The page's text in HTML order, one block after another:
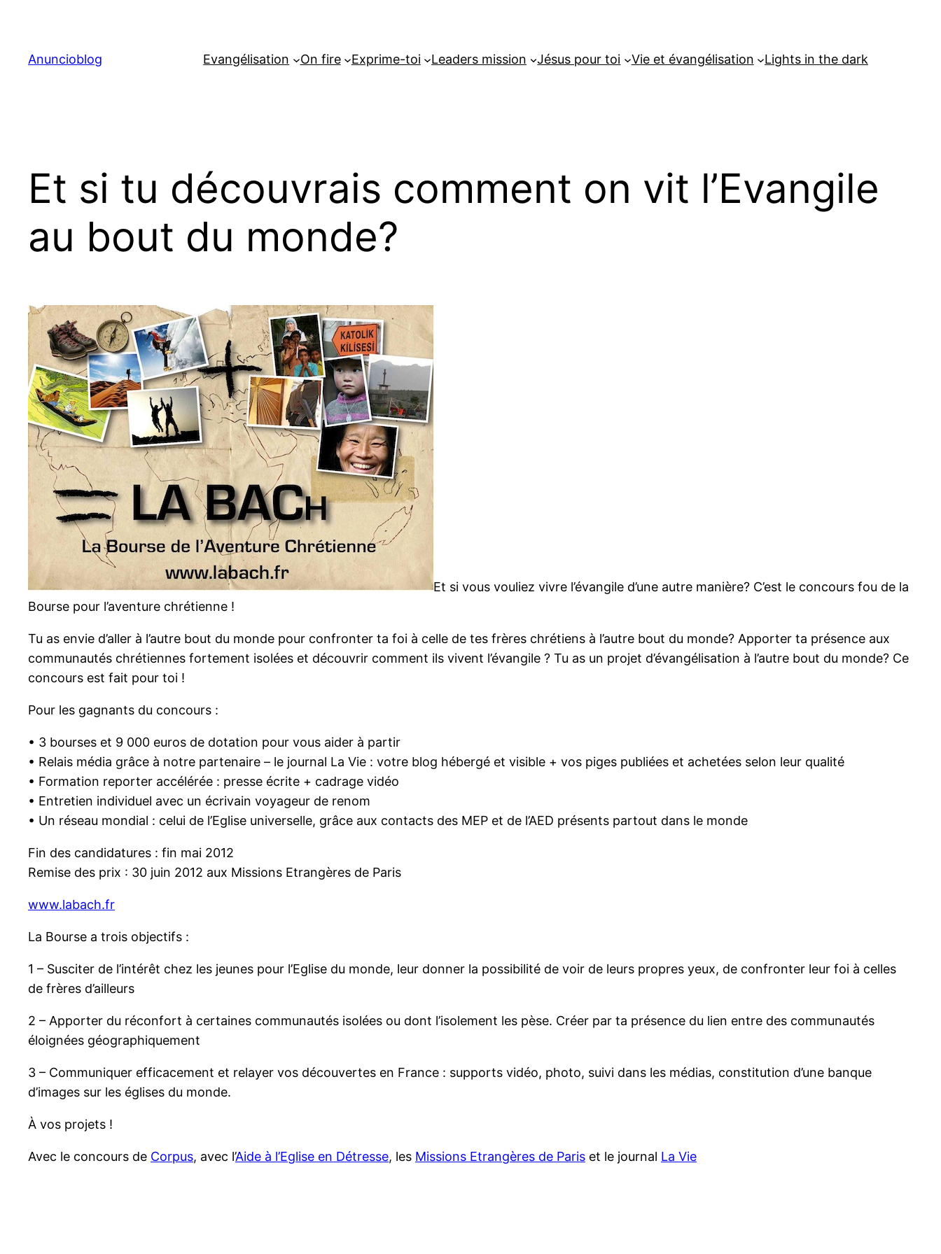
contenu
Anuncioblog Evangélisation On fire Exprime-toi Leaders mission Jésus pour toi Vie et évangélisation Lights in the dark
Et si tu découvrais comment on vit l’Evangile
au bout du monde?
Et si vous vouliez vivre l’évangile d’une autre manière? C’est le concours fou de la
Bourse pour l’aventure chrétienne !
Tu as envie d’aller à l’autre bout du monde pour confronter ta foi à celle de tes frères chrétiens à l’autre bout du monde? Apporter ta présence aux
communautés chrétiennes fortement isolées et découvrir comment ils vivent l’évangile ? Tu as un projet d’évangélisation à l’autre bout du monde? Ce
concours est fait pour toi !
Pour les gagnants du concours :
• 3 bourses et 9 000 euros de dotation pour vous aider à partir
• Relais média grâce à notre partenaire – le journal La Vie : votre blog hébergé et visible + vos piges publiées et achetées selon leur qualité
• Formation reporter accélérée : presse écrite + cadrage vidéo
• Entretien individuel avec un écrivain voyageur de renom
• Un réseau mondial : celui de l’Eglise universelle, grâce aux contacts des MEP et de l’AED présents partout dans le monde
Fin des candidatures : fin mai 2012
Remise des prix : 30 juin 2012 aux Missions Etrangères de Paris
www.labach.fr
La Bourse a trois objectifs :
1 – Susciter de l’intérêt chez les jeunes pour l’Eglise du monde, leur donner la possibilité de voir de leurs propres yeux, de confronter leur foi à celles
de frères d’ailleurs
2 – Apporter du réconfort à certaines communautés isolées ou dont l’isolement les pèse. Créer par ta présence du lien entre des communautés
éloignées géographiquement
3 – Communiquer efficacement et relayer vos découvertes en France : supports vidéo, photo, suivi dans les médias, constitution d’une banque
d’images sur les églises du monde.
À vos projets !
Avec le concours de Corpus, avec l’Aide à l’Eglise en Détresse, les Missions Etrangères de Paris et le journal La Vie